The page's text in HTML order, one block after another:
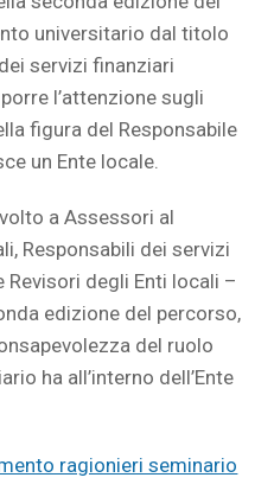
universitario dal titolo
servizi finanziari
l’attenzione sugli
figura del Responsabile
un Ente locale.
a Assessori al
Responsabili dei servizi
degli Enti locali –
edizione del percorso,
del ruolo
ha all’interno dell’Ente
ragionieri seminario